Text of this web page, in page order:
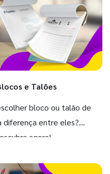
e Talões
bloco ou talão de
diferença entre eles?
agora!